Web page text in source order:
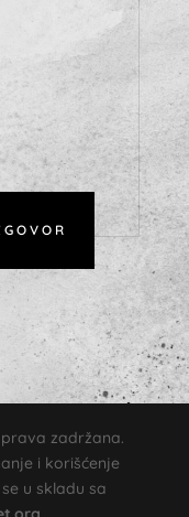
zadržana.
i korišćenje
u skladu sa